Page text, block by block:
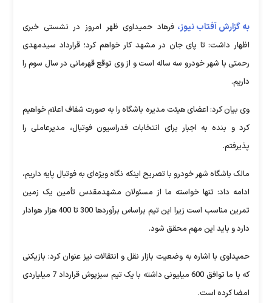
به گزارش آفتاب نیوز، فرهاد حمیداوی ظهر امروز در نشستی خبری
اظهار داشت: تا پای جان در مشهد کار خواهم کرد؛ قرارداد سیدمهدی
رحمتی با شهر خودرو سه ساله است و از وی توقع قهرمانی در سال سوم را
داریم.
وی بیان کرد: اعضای هیئت مدیره باشگاه را به صورت شفاف اعلام خواهیم
کرد و بنده به اجبار برای انتخابات فدراسیون فوتبال، مدیرعاملی را
پذیرفتم.
مالک باشگاه شهر خودرو با تصریح اینکه نگاه ویژه‌ای به فوتبال پایه داریم،
ادامه داد: تنها خواسته ما از مسئولان مشهدمقدس تأمین یک زمین
تمرین مناسب است زیرا این تیم براساس برآوردها 300 تا 400 هزار هوادار
دارد و باید این مهم محقق شود.
حمیداوی با اشاره به وضعیت بازار نقل و انتقالات نیز عنوان کرد: بازیکنی
که با ما توافق 600 میلیونی داشته با یک تیم سبزپوش قرارداد 7 میلیاردی
امضا کرده است.